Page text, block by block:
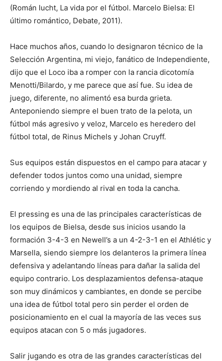
(Román Iucht, La vida por el fútbol. Marcelo Bielsa: El
último romántico, Debate, 2011).
Hace muchos años, cuando lo designaron técnico de la
Selección Argentina, mi viejo, fanático de Independiente,
dijo que el Loco iba a romper con la rancia dicotomía
Menotti/Bilardo, y me parece que así fue. Su idea de
juego, diferente, no alimentó esa burda grieta.
Anteponiendo siempre el buen trato de la pelota, un
fútbol más agresivo y veloz, Marcelo es heredero del
fútbol total, de Rinus Michels y Johan Cruyff.
Sus equipos están dispuestos en el campo para atacar y
defender todos juntos como una unidad, siempre
corriendo y mordiendo al rival en toda la cancha.
El pressing es una de las principales características de
los equipos de Bielsa, desde sus inicios usando la
formación 3-4-3 en Newell’s a un 4-2-3-1 en el Athlétic y
Marsella, siendo siempre los delanteros la primera línea
defensiva y adelantando líneas para dañar la salida del
equipo contrario. Los desplazamientos defensa-ataque
son muy dinámicos y cambiantes, en donde se percibe
una idea de fútbol total pero sin perder el orden de
posicionamiento en el cual la mayoría de las veces sus
equipos atacan con 5 o más jugadores.
Salir jugando es otra de las grandes características del